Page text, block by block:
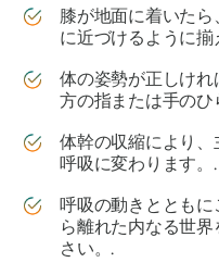
膝が地面に着いた
に近づけるように揃
体の姿勢が正しけ
方の指または手の
体幹の収縮により
呼吸に変わります。.
呼吸の動きととも
ら離れた内なる世
さい。.